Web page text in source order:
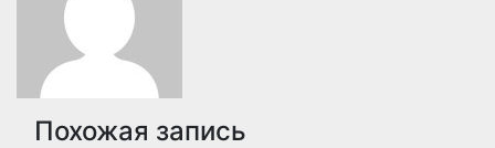
Похожая запись